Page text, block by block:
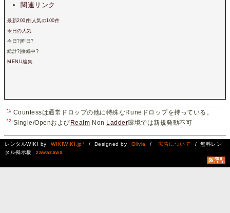
関連リンク
最新200件 人気の100件
今日の人気
今日? |昨日?
総計? |接続中 ?
MENU編集
*1 Countessは通常ドロップの他に特殊なRuneドロップを持っている。
*2 Single/Openおよび Realm Non Ladder環境では新規発動不可
レンタルWIKI by WIKIWIKI.jp* / Designed by Olivia / 広告について
/ 無料レン
タル掲示板
zawazawa